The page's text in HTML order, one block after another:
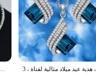
and lustrous finish that
a thoughtful gesture, the
a versatile choice for gifting.
a gift box adds an extra touch ofمجموعة مجوهرات كريستال للأزواج ، سوار ، قرط ، خاتم ، قلادة ، هدية ، أربع قطع